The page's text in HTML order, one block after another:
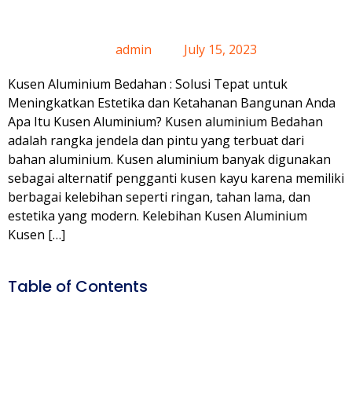
admin
July 15, 2023
Kusen Aluminium Bedahan : Solusi Tepat untuk
Meningkatkan Estetika dan Ketahanan Bangunan Anda
Apa Itu Kusen Aluminium? Kusen aluminium Bedahan
adalah rangka jendela dan pintu yang terbuat dari
bahan aluminium. Kusen aluminium banyak digunakan
sebagai alternatif pengganti kusen kayu karena memiliki
berbagai kelebihan seperti ringan, tahan lama, dan
estetika yang modern. Kelebihan Kusen Aluminium
Kusen […]
Table of Contents